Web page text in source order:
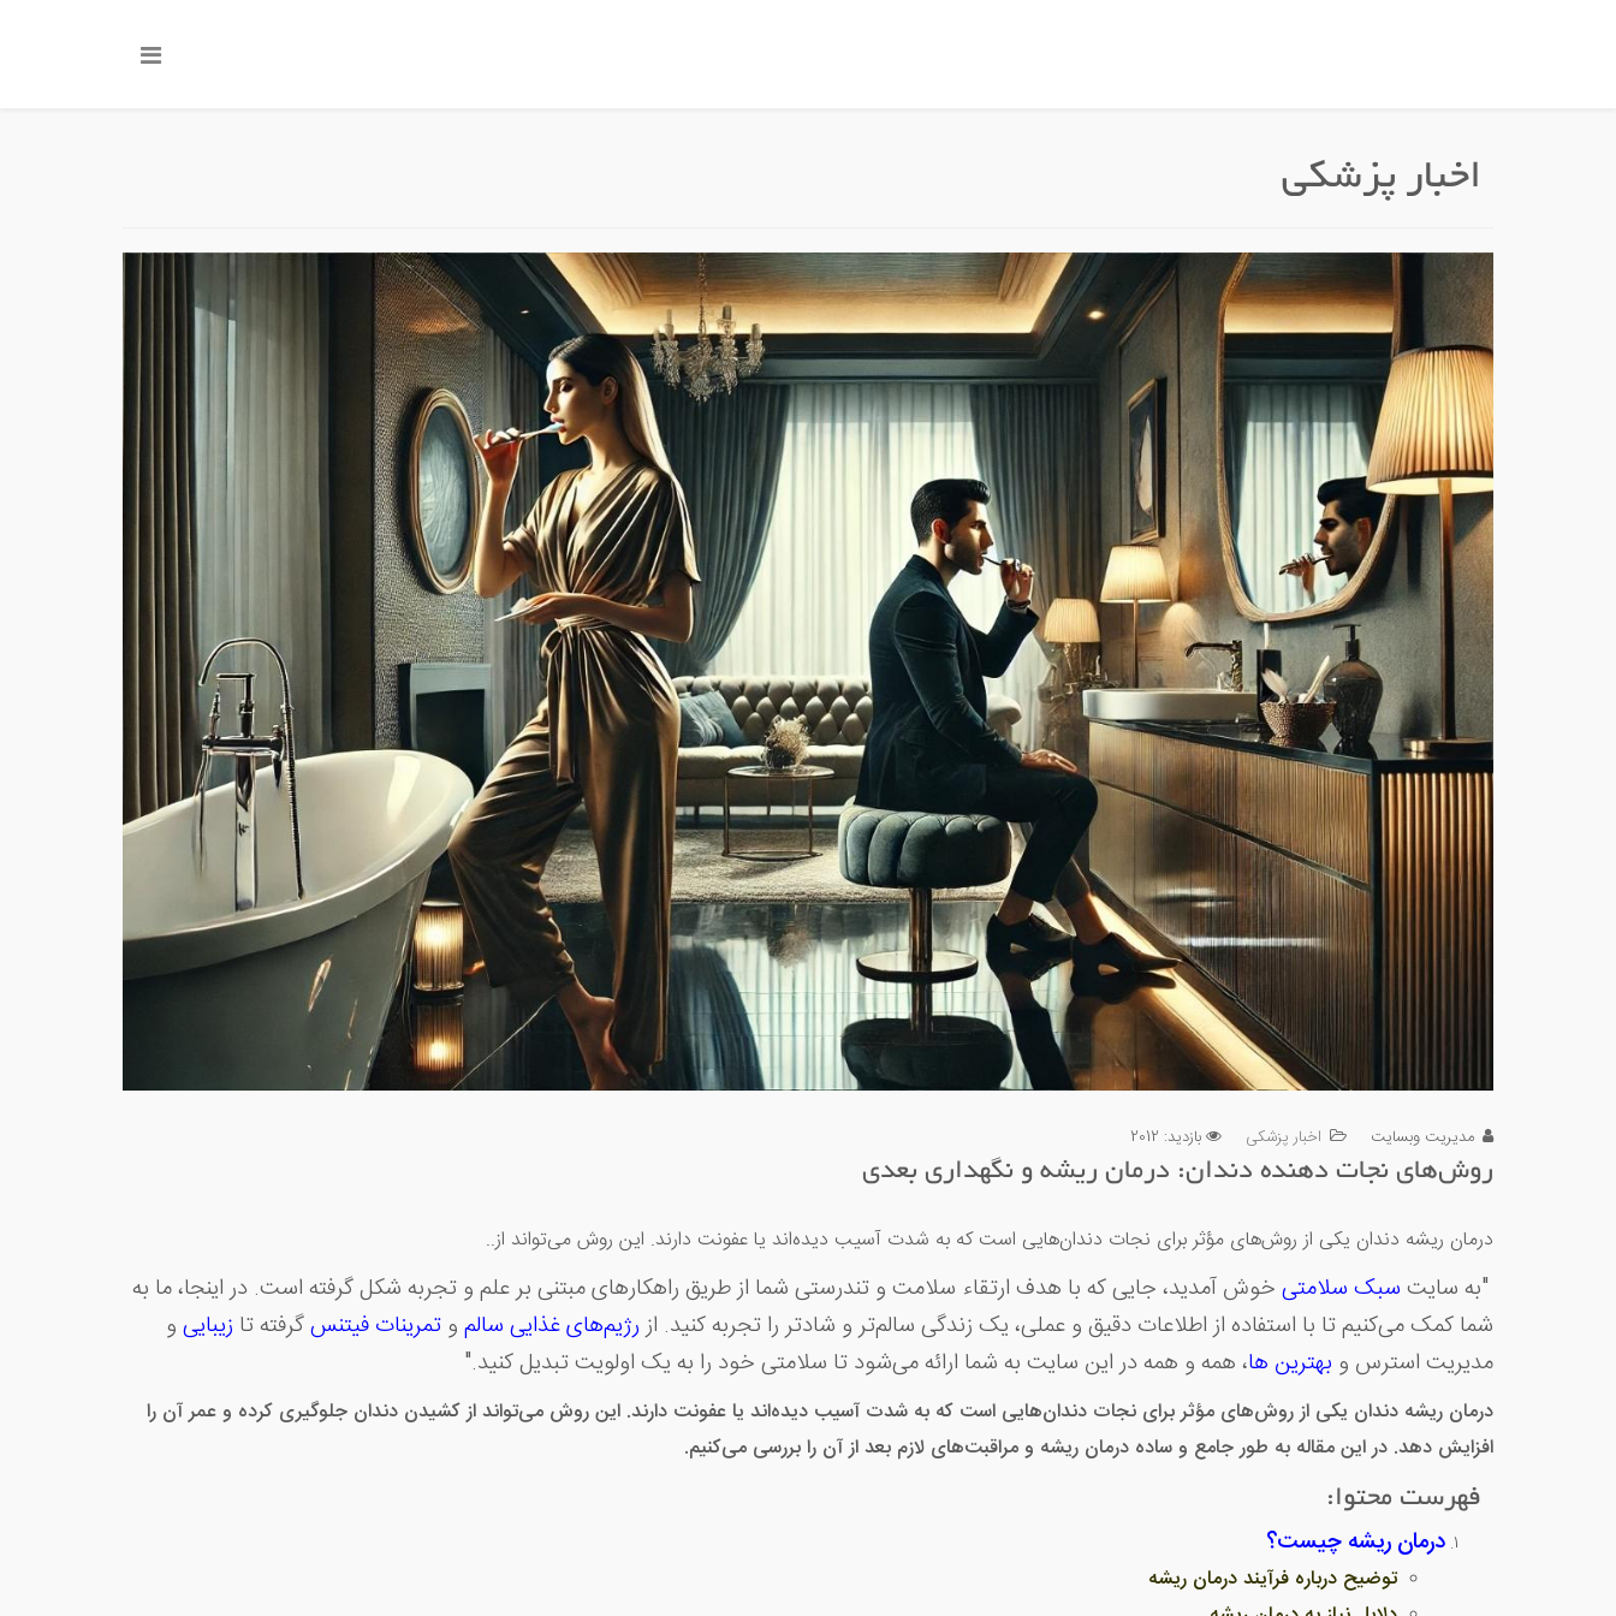
اخبار پزشکی
مدیریت وبسایت اخبار پزشکی بازدید: 2012
روش‌های نجات دهنده دندان: درمان ریشه و نگهداری بعدی
درمان ریشه دندان یکی از روش‌های مؤثر برای نجات دندان‌هایی است که به شدت آسیب دیده‌اند یا عفونت دارند. این روش می‌تواند از..
"به سایت سبک سلامتی خوش آمدید، جایی که با هدف ارتقاء سلامت و تندرستی شما از طریق راهکارهای مبتنی بر علم و تجربه شکل گرفته است. در اینجا، ما به
شما کمک می‌کنیم تا با استفاده از اطلاعات دقیق و عملی، یک زندگی سالم‌تر و شادتر را تجربه کنید. از رژیم‌های غذایی سالم و تمرینات فیتنسگرفته تا زیبایی و
مدیریت استرس و بهترین ها، همه و همه در این سایت به شما ارائه می‌شود تا سلامتی خود را به یک اولویت تبدیل کنید."
درمان ریشه دندان یکی از روش‌های مؤثر برای نجات دندان‌هایی است که به شدت آسیب دیده‌اند یا عفونت دارند. این روش می‌تواند از کشیدن دندان جلوگیری کرده و عمر آن را
افزایش دهد. در این مقاله به طور جامع و ساده درمان ریشه و مراقبت‌های لازم بعد از آن را بررسی می‌کنیم.
فهرست محتوا:
درمان ریشه چیست؟
توضیح درباره فرآیند درمان ریشه